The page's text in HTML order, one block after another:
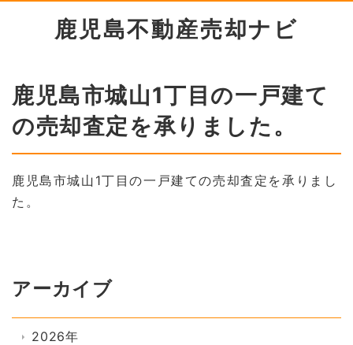
鹿児島不動産売却ナビ
鹿児島市城山1丁目の一戸建て
の売却査定を承りました。
鹿児島市城山1丁目の一戸建ての売却査定を承りまし
た。
アーカイブ
2026年